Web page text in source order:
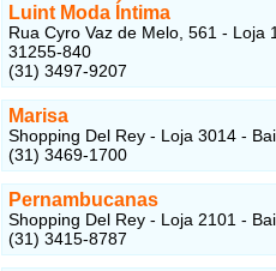
Luint Moda Íntima
Rua Cyro Vaz de Melo, 561 - Loja
31255-840
(31) 3497-9207
Marisa
Shopping Del Rey - Loja 3014 -
(31) 3469-1700
Pernambucanas
Shopping Del Rey - Loja 2101 -
(31) 3415-8787